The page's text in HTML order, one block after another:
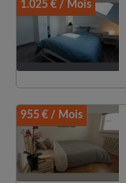
1.025 € / Mois
955 € / Mois